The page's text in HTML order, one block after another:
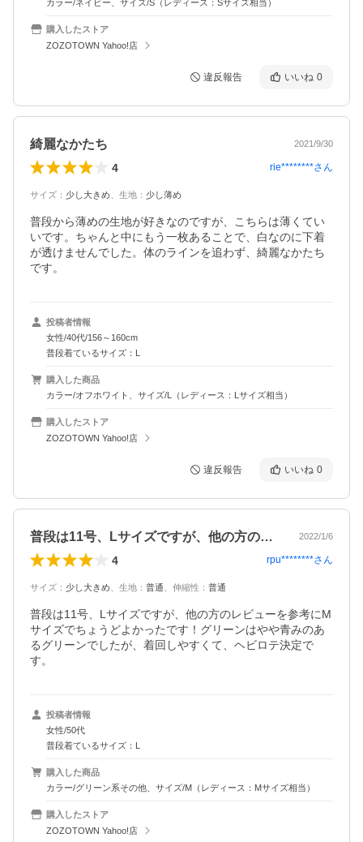
カラー/ネイビー、サイズ/S（レディース：Sサイズ相当）
購入したストア
ZOZOTOWN Yahoo!店
違反報告 いいね 0
綺麗なかたち 2021/9/30
4 rie********さん
サイズ ： 少し大きめ 生地 ： 少し薄め
普段から薄めの生地が好きなのですが、こちらは薄くてい
いです。ちゃんと中にもう一枚あることで、白なのに下着
が透けませんでした。体のラインを追わず、綺麗なかたち
です。
投稿者情報
女性/40代/156～160cm
普段着ているサイズ：L
購入した商品
カラー/オフホワイト、サイズ/L（レディース：Lサイズ相当）
購入したストア
ZOZOTOWN Yahoo!店
違反報告 いいね 0
普段は11号、Lサイズですが、他の方の… 2022/1/6
4 rpu********さん
サイズ ： 少し大きめ 生地 ： 普通 伸縮性 ： 普通
普段は11号、Lサイズですが、他の方のレビューを参考にM
サイズでちょうどよかったです！グリーンはやや青みのあ
るグリーンでしたが、着回しやすくて、ヘビロテ決定で
す。
投稿者情報
女性/50代
普段着ているサイズ：L
購入した商品
カラー/グリーン系その他、サイズ/M（レディース：Mサイズ相当）
購入したストア
ZOZOTOWN Yahoo!店